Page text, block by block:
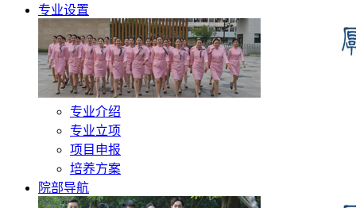
专业设置
专业介绍
专业立项
项目申报
培养方案
院部导航